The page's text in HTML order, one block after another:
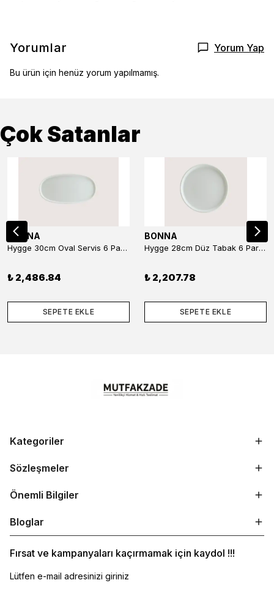
Yorumlar Yorum Yap
Bu ürün için henüz yorum yapılmamış.
Çok Satanlar
BONNA
Hygge 30cm Oval Servis 6 Parça
₺ 2,486.84
SEPETE EKLE
BONNA
Hygge 28cm Düz Tabak 6 Parça
₺ 2,207.78
SEPETE EKLE
Kategoriler
Sözleşmeler
Önemli Bilgiler
Bloglar
Fırsat ve kampanyaları kaçırmamak için kaydol !!!
Lütfen e-mail adresinizi giriniz